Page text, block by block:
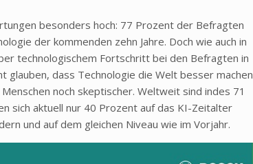
besonders hoch: 77 Prozent der Befragten
der kommenden zehn Jahre. Doch wie auch in
technologischem Fortschritt bei den Befragten in
glauben, dass Technologie die Welt besser machen
noch skeptischer. Weltweit sind indes 71
sich aktuell nur 40 Prozent auf das KI-Zeitalter
und auf dem gleichen Niveau wie im Vorjahr.